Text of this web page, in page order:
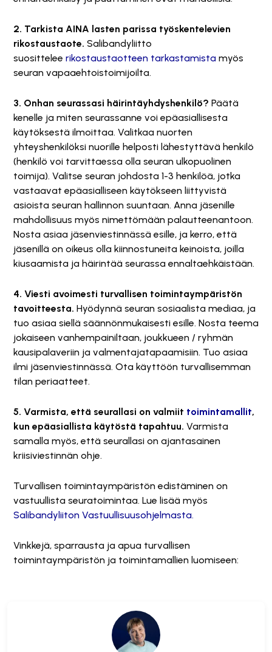
2. Tarkista AINA lasten parissa työskentelevien
rikostaustaote. Salibandyliitto
suosittelee rikostaustaotteen tarkastamista myös
seuran vapaaehtoistoimijoilta.
3. Onhan seurassasi häirintäyhdyshenkilö? Päätä
kenelle ja miten seurassanne voi epäasiallisesta
käytöksestä ilmoittaa. Valitkaa nuorten
yhteyshenkilöksi nuorille helposti lähestyttävä henkilö
(henkilö voi tarvittaessa olla seuran ulkopuolinen
toimija). Valitse seuran johdosta 1-3 henkilöä, jotka
vastaavat epäasialliseen käytökseen liittyvistä
asioista seuran hallinnon suuntaan. Anna jäsenille
mahdollisuus myös nimettömään palautteenantoon.
Nosta asiaa jäsenviestinnässä esille, ja kerro, että
jäsenillä on oikeus olla kiinnostuneita keinoista, joilla
kiusaamista ja häirintää seurassa ennaltaehkäistään.
4. Viesti avoimesti turvallisen toimintaympäristön
tavoitteesta. Hyödynnä seuran sosiaalista mediaa, ja
tuo asiaa siellä säännönmukaisesti esille. Nosta teema
jokaiseen vanhempainiltaan, joukkueen / ryhmän
kausipalaveriin ja valmentajatapaamisiin. Tuo asiaa
ilmi jäsenviestinnässä. Ota käyttöön turvallisemman
tilan periaatteet.
5. Varmista, että seurallasi on valmiit toimintamallit,
kun epäasiallista käytöstä tapahtuu. Varmista
samalla myös, että seurallasi on ajantasainen
kriisiviestinnän ohje.
Turvallisen toimintaympäristön edistäminen on
vastuullista seuratoimintaa. Lue lisää myös
Salibandyliiton Vastuullisuusohjelmasta.
Vinkkejä, sparrausta ja apua turvallisen
toimintaympäristön ja toimintamallien luomiseen: